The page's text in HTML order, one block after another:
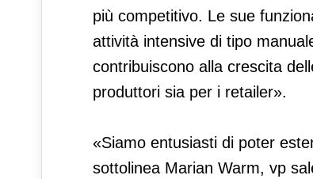
più competitivo. Le sue
attività intensive di tipo
contribuiscono alla crescita
produttori sia per i retailer».
«Siamo entusiasti di poter
sottolinea Marian Warm, vp